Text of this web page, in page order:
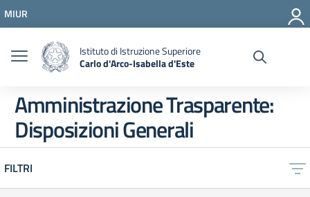
Vai al menu di navigazione
Vai al footer
MIUR
Istituto di Istruzione Superiore
Carlo d'Arco-Isabella d'Este
Amministrazione Trasparente:
Disposizioni Generali
FILTRI